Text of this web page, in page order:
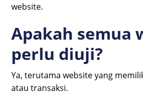
website.
Apakah semua
perlu diuji?
Ya, terutama website yang
atau transaksi.